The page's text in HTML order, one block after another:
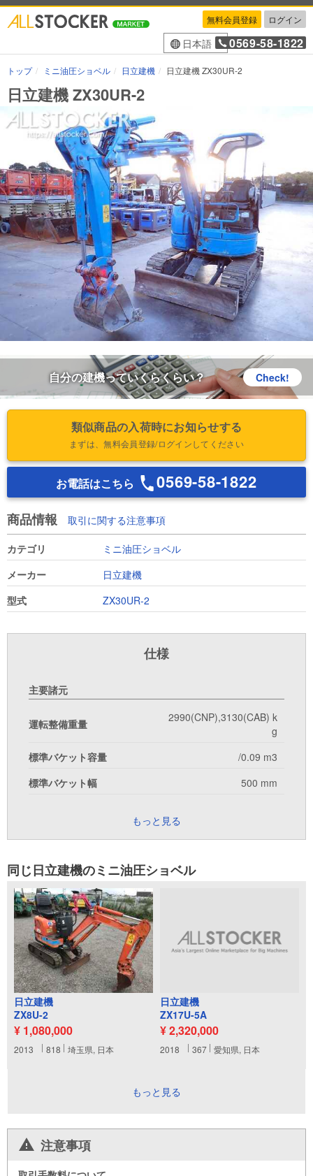
無料会員登録 ログイン
日本語 0569-58-1822
トップ ミニ油圧ショベル 日立建機 日立建機 ZX30UR-2
日立建機 ZX30UR-2
自分の建機っていくらくらい？ Check!
類似商品の入荷時にお知らせする
まずは、無料会員登録/ログインしてください
お電話はこちら 0569-58-1822
商品情報 取引に関する注意事項
カテゴリ
ミニ油圧ショベル
メーカー
日立建機
型式
ZX30UR-2
仕様
主要諸元
運転整備重量
2990(CNP),3130(CAB) k
g
標準バケット容量
/0.09 m3
標準バケット幅
500 mm
もっと見る
同じ日立建機のミニ油圧ショベル
日立建機
ZX8U-2
¥ 1,080,000
2013 818 埼玉県, 日本
日立建機
ZX17U-5A
¥ 2,320,000
2018 367 愛知県, 日本
もっと見る
注意事項